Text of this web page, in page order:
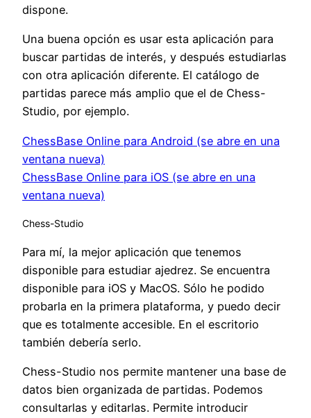
dispone.
Una buena opción es usar esta aplicación para
buscar partidas de interés, y después estudiarlas
con otra aplicación diferente. El catálogo de
partidas parece más amplio que el de Chess-
Studio, por ejemplo.
ChessBase Online para Android (se abre en una
ventana nueva)
ChessBase Online para iOS (se abre en una
ventana nueva)
Chess-Studio
Para mí, la mejor aplicación que tenemos
disponible para estudiar ajedrez. Se encuentra
disponible para iOS y MacOS. Sólo he podido
probarla en la primera plataforma, y puedo decir
que es totalmente accesible. En el escritorio
también debería serlo.
Chess-Studio nos permite mantener una base de
datos bien organizada de partidas. Podemos
consultarlas y editarlas. Permite introducir